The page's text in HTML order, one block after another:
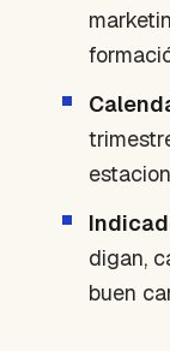
digan,
buen